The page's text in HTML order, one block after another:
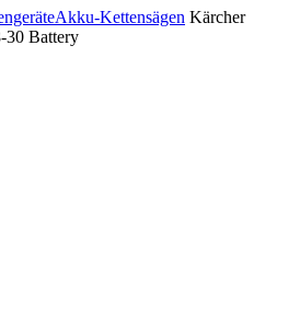
Akku-Kettensägen Kärcher
30 Battery